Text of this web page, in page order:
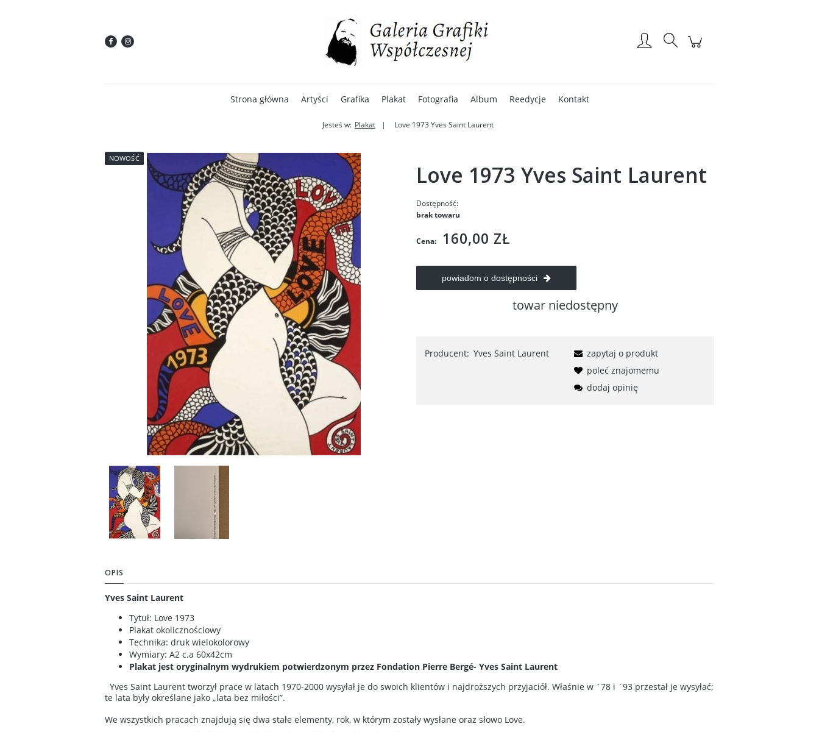
Strona główna Artyści Grafika Plakat Fotografia Album Reedycje Kontakt
Jesteś w: Plakat Love 1973 Yves Saint Laurent
NOWOŚĆ
Love 1973 Yves Saint Laurent
Dostępność:
brak towaru
Cena: 160,00 ZŁ
powiadom o dostępności
towar niedostępny
Producent: Yves Saint Laurent
zapytaj o produkt
poleć znajomemu
dodaj opinię
OPIS
Yves Saint Laurent
Tytuł: Love 1973
Plakat okolicznościowy
Technika: druk wielokolorowy
Wymiary: A2 c.a 60x42cm
Plakat jest oryginalnym wydrukiem potwierdzonym przez Fondation Pierre Bergé- Yves Saint Laurent
Yves Saint Laurent tworzył prace w latach 1970-2000 wysyłał je do swoich klientów i najdroższych przyjaciół. Właśnie w ´78 i ´93 przestał je wysyłać;
te lata były określane jako „lata bez miłości”.
We wszystkich pracach znajdują się dwa stałe elementy, rok, w którym zostały wysłane oraz słowo Love.